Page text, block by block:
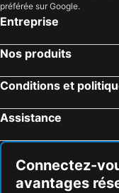
préférée sur Google.
Entreprise
Nos produits
Conditions et
Assistance
Connectez-
avantages